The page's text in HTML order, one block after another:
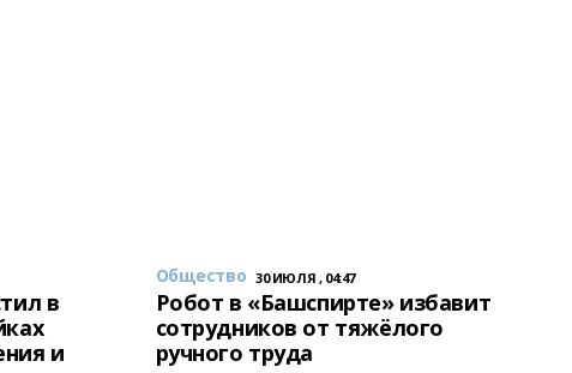
в
и
Общество 30 ИЮЛЯ , 04:47
Робот в «Башспирте» избавит
сотрудников от тяжёлого
ручного труда